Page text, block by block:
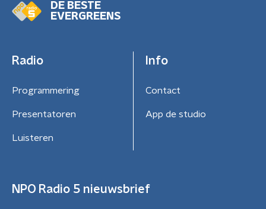
DE BESTE
EVERGREENS
Radio
Programmering
Presentatoren
Luisteren
Info
Contact
App de studio
NPO Radio 5 nieuwsbrief